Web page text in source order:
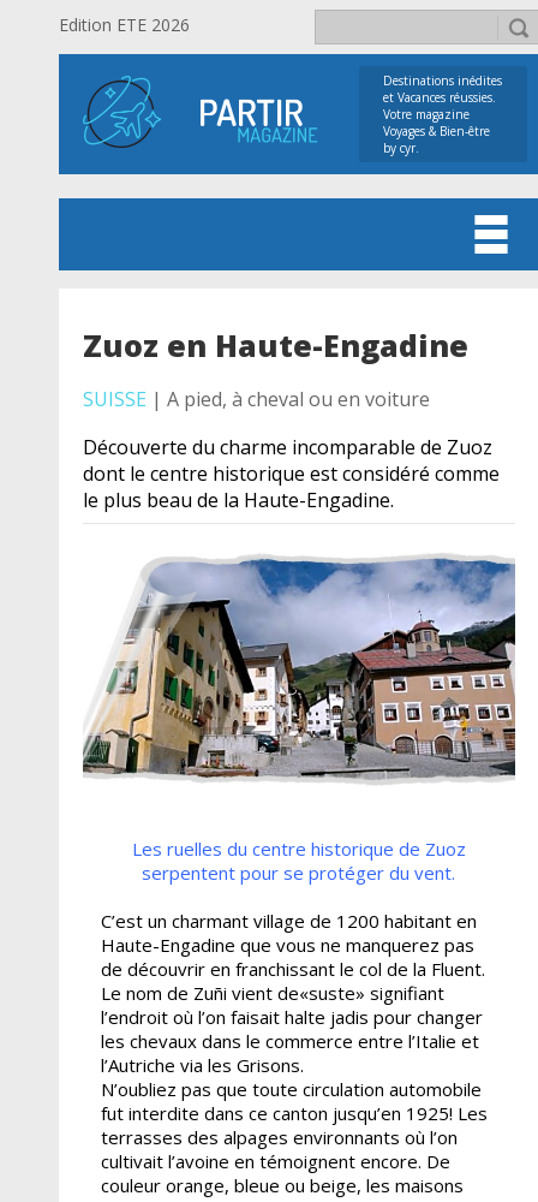
Edition ETE 2026
Destinations inédites
et Vacances réussies.
Votre magazine
Voyages & Bien-être
by cyr.
Zuoz en Haute-Engadine
SUISSE | A pied, à cheval ou en voiture
Découverte du charme incomparable de Zuoz
dont le centre historique est considéré comme
le plus beau de la Haute-Engadine.
Les ruelles du centre historique de Zuoz
serpentent pour se protéger du vent.
C’est un charmant village de 1200 habitant en
Haute-Engadine que vous ne manquerez pas
de découvrir en franchissant le col de la Fluent.
Le nom de Zuñi vient de«suste» signifiant
l’endroit où l’on faisait halte jadis pour changer
les chevaux dans le commerce entre l’Italie et
l’Autriche via les Grisons.
N’oubliez pas que toute circulation automobile
fut interdite dans ce canton jusqu’en 1925! Les
terrasses des alpages environnants où l’on
cultivait l’avoine en témoignent encore. De
couleur orange, bleue ou beige, les maisons